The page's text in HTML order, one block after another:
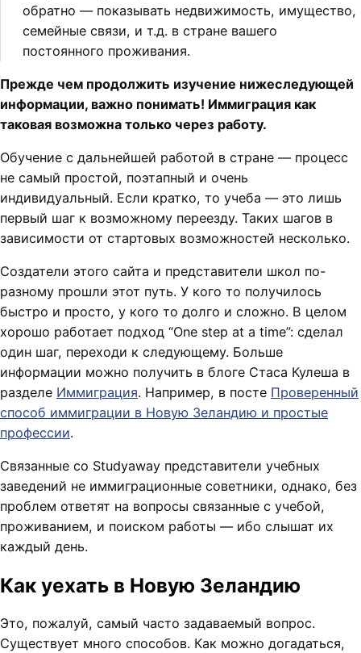
обратно — показывать недвижимость, имущество,
семейные связи, и т.д. в стране вашего
постоянного проживания.
Прежде чем продолжить изучение нижеследующей
информации, важно понимать! Иммиграция как
таковая возможна только через работу.
Обучение с дальнейшей работой в стране — процесс
не самый простой, поэтапный и очень
индивидуальный. Если кратко, то учеба — это лишь
первый шаг к возможному переезду. Таких шагов в
зависимости от стартовых возможностей несколько.
Создатели этого сайта и представители школ по-
разному прошли этот путь. У кого то получилось
быстро и просто, у кого то долго и сложно. В целом
хорошо работает подход “One step at a time”: сделал
один шаг, переходи к следующему. Больше
информации можно получить в блоге Стаса Кулеша в
разделе Иммиграция. Например, в посте Проверенный
способ иммиграции в Новую Зеландию и простые
профессии.
Связанные со Studyaway представители учебных
заведений не иммиграционные советники, однако, без
проблем ответят на вопросы связанные с учебой,
проживанием, и поиском работы — ибо слышат их
каждый день.
Как уехать в Новую Зеландию
Это, пожалуй, самый часто задаваемый вопрос.
Существует много способов. Как можно догадаться,